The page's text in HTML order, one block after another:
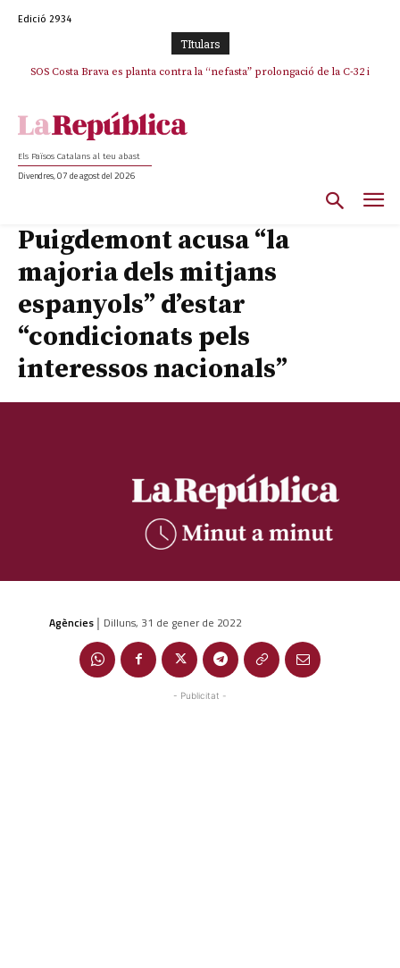
Edició 2934
TItulars
SOS Costa Brava es planta contra la “nefasta” prolongació de la C-32 i
Els Països Catalans al teu abast
Divendres, 07 de agost del 2026
Puigdemont acusa “la
majoria dels mitjans
espanyols” d’estar
“condicionats pels
interessos nacionals”
Agències | Dilluns, 31 de gener de 2022
- Publicitat -